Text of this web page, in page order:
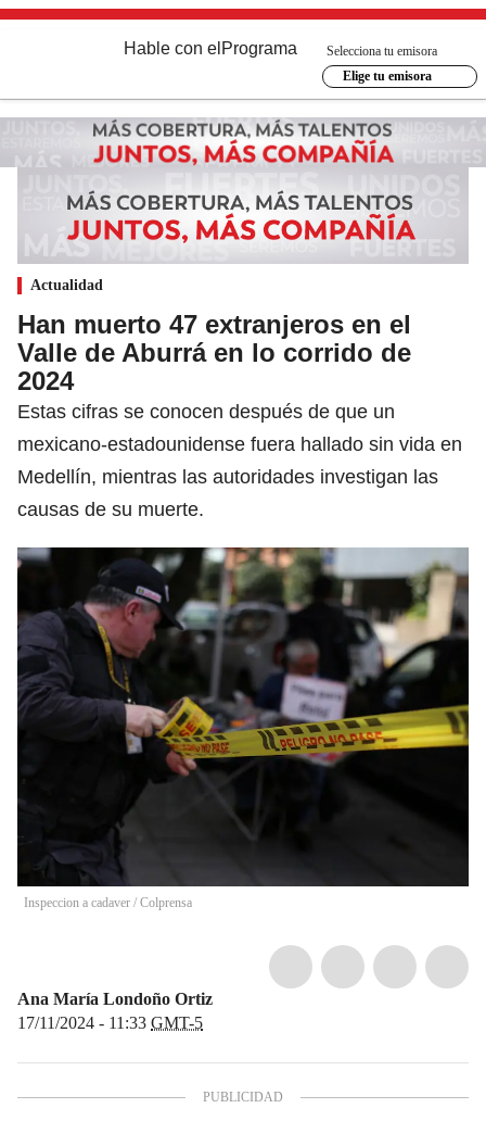
Hable con el Programa
Selecciona tu emisora
Elige tu emisora
Actualidad
Han muerto 47 extranjeros en el
Valle de Aburrá en lo corrido de
2024
Estas cifras se conocen después de que un
mexicano-estadounidense fuera hallado sin vida en
Medellín, mientras las autoridades investigan las
causas de su muerte.
Inspeccion a cadaver / Colprensa
Ana María Londoño Ortiz
17/11/2024 - 11:33 GMT-5